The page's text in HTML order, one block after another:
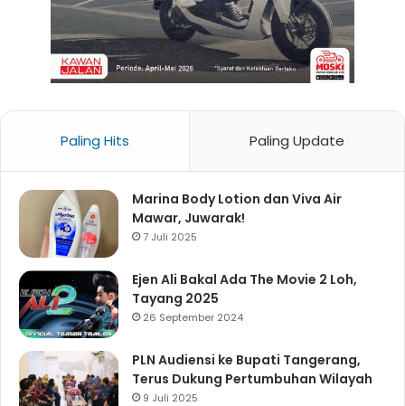
Paling Hits Paling Update
Marina Body Lotion dan Viva Air
Mawar, Juwarak!
7 Juli 2025
Ejen Ali Bakal Ada The Movie 2 Loh,
Tayang 2025
26 September 2024
PLN Audiensi ke Bupati Tangerang,
Terus Dukung Pertumbuhan Wilayah
9 Juli 2025